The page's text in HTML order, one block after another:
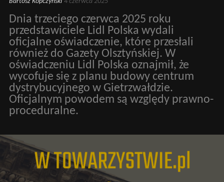
Dnia trzeciego czerwca 2025 roku
przedstawiciele Lidl Polska wydali
oficjalne oświadczenie, które przesłali
również do Gazety Olsztyńskiej. W
oświadczeniu Lidl Polska oznajmił, że
wycofuje się z planu budowy centrum
dystrybucyjnego w Gietrzwałdzie.
Oficjalnym powodem są względy prawno-
proceduralne.